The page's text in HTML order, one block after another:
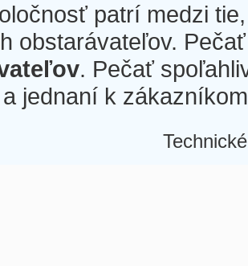
patrí medzi
obstarávateľov.
. Pečať
jednaní k